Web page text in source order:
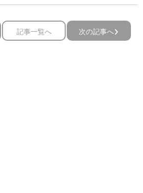
記事一覧へ 次の記事へ